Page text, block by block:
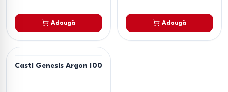
Adaugă Adaugă
Casti Genesis Argon 100